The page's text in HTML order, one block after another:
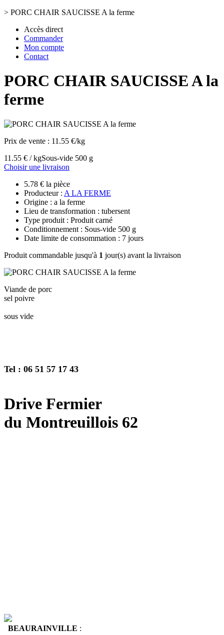
> PORC CHAIR SAUCISSE A la ferme
Accès direct
Commander
Mon compte
Contact
PORC CHAIR SAUCISSE A la
ferme
Prix de vente : 11.55 €/kg
11.55 € / kgSous-vide 500 g
Choisir une livraison
5.78 € la pièce
Producteur : A LA FERME
Origine : a la ferme
Lieu de transformation : tubersent
Type produit : Produit carné
Conditionnement : Sous-vide 500 g
Date limite de consommation : 7 jours
Produit commandable jusqu'à 1 jour(s) avant la livraison
Viande de porc
sel poivre
sous vide
Tel : 06 51 57 17 43
Drive Fermier
du Montreuillois 62
BEAURAINVILLE :